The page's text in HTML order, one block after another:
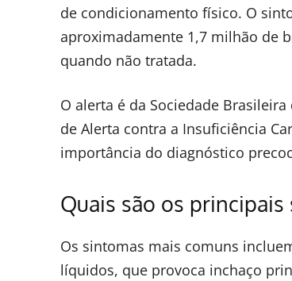
de condicionamento físico. O
aproximadamente 1,7 milhão de
quando não tratada.
O alerta é da Sociedade
de Alerta contra a Insuficiência
importância do diagnóstico
Quais são os
Os sintomas mais comuns
líquidos, que provoca inchaço